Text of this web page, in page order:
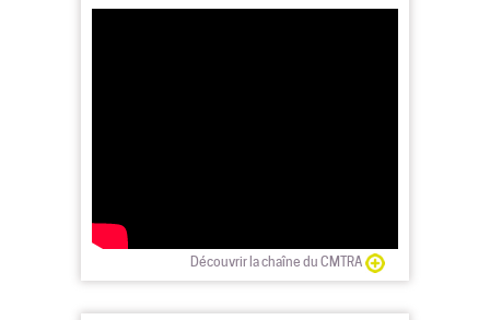
Découvrir la chaîne du CMTRA